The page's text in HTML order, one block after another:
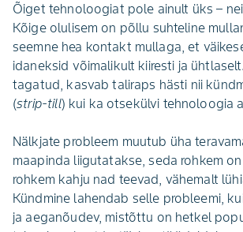
Õiget tehnoloogiat pole ainult üks –
Kõige olulisem on põllu suhteline
seemne hea kontakt mullaga, et
idaneksid võimalikult kiiresti ja
tagatud, kasvab taliraps hästi nii
(strip-till) kui ka otsekülvi tehnoloogia
Nälkjate probleem muutub üha
maapinda liigutatakse, seda rohkem
rohkem kahju nad teevad, vähemalt
Kündmine lahendab selle probleemi,
ja aeganõudev, mistõttu on hetkel